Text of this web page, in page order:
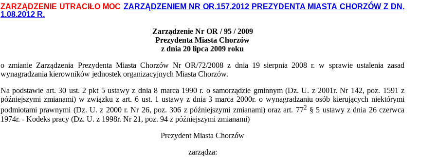
ZARZĄDZENIE UTRACIŁO MOC ZARZĄDZENIEM NR OR.157.2012 PREZYDENTA MIASTA CHORZÓW Z DN.
1.08.2012 R.
Zarządzenie Nr OR / 95 / 2009
Prezydenta Miasta Chorzów
z dnia 20 lipca 2009 roku
o zmianie Zarządzenia Prezydenta Miasta Chorzów Nr OR/72/2008 z dnia 19 sierpnia 2008 r. w sprawie ustalenia zasad
wynagradzania kierowników jednostek organizacyjnych Miasta Chorzów.
Na podstawie art. 30 ust. 2 pkt 5 ustawy z dnia 8 marca 1990 r. o samorządzie gminnym (Dz. U. z 2001r. Nr 142, poz. 1591 z
późniejszymi zmianami) w związku z art. 6 ust. 1 ustawy z dnia 3 marca 2000r. o wynagradzaniu osób kierujących niektórymi
podmiotami prawnymi (Dz. U. z 2000 r. Nr 26, poz. 306 z późniejszymi zmianami) oraz art. 772 § 5 ustawy z dnia 26 czerwca
1974r. - Kodeks pracy (Dz. U. z 1998r. Nr 21, poz. 94 z późniejszymi zmianami)
Prezydent Miasta Chorzów
zarządza: